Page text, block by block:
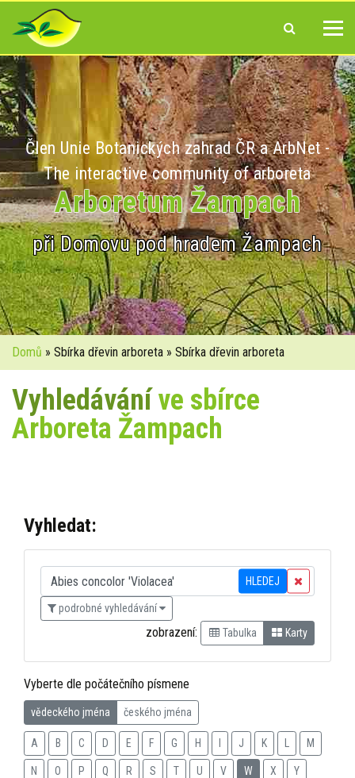
Člen Unie Botanických zahrad ČR a ArbNet -
The interactive community of arboreta
Arboretum Žampach
při Domovu pod hradem Žampach
Domů » Sbírka dřevin arboreta » Sbírka dřevin arboreta
Vyhledáváníve sbírce
Arboreta Žampach
Vyhledat:
HLEDEJ
podrobné vyhledávání
zobrazení: Tabulka Karty
Vyberte dle počátečního písmene
vědeckého jména českého jména
A B C D E F G H J K M
N O P Q R S T U V W X Y